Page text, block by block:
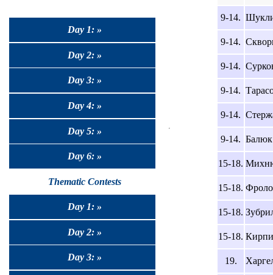
Day 1: »
Day 2: »
Day 3: »
Day 4: »
Day 5: »
Day 6: »
Thematic Contests
Day 1: »
Day 2: »
Day 3: »
9-14.
9-14.
9-14.
9-14.
9-14.
9-14.
15-18.
15-18.
15-18.
15-18.
19.